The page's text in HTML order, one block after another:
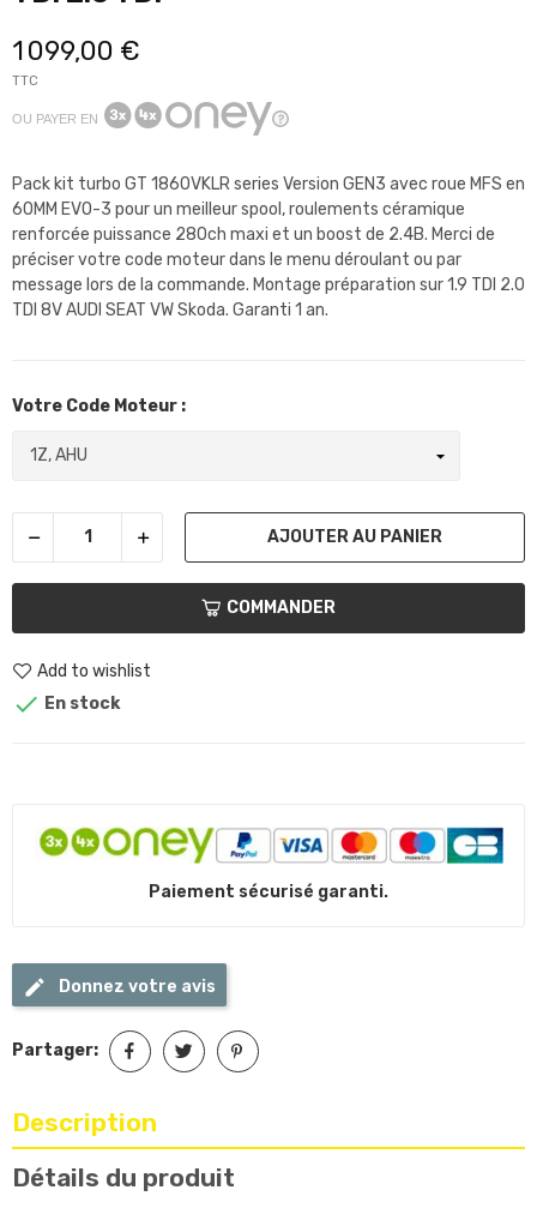
1 099,00 €
TTC
OU PAYER EN
Pack kit turbo GT 1860VKLR series Version GEN3 avec roue MFS en
60MM EVO-3 pour un meilleur spool, roulements céramique
renforcée puissance 280ch maxi et un boost de 2.4B. Merci de
préciser votre code moteur dans le menu déroulant ou par
message lors de la commande. Montage préparation sur 1.9 TDI 2.0
TDI 8V AUDI SEAT VW Skoda. Garanti 1 an.
Votre Code Moteur :
AJOUTER AU PANIER
COMMANDER
Add to wishlist
 En stock
Paiement sécurisé garanti.
Donnez votre avis
Partager:
Description
Détails du produit